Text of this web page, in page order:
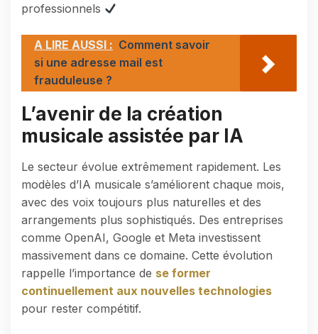
professionnels
A LIRE AUSSI : Comment savoir
si une adresse mail est
frauduleuse ?
L’avenir de la création
musicale assistée par IA
Le secteur évolue extrêmement rapidement. Les
modèles d’IA musicale s’améliorent chaque mois,
avec des voix toujours plus naturelles et des
arrangements plus sophistiqués. Des entreprises
comme OpenAI, Google et Meta investissent
massivement dans ce domaine. Cette évolution
rappelle l’importance de se former
continuellement aux nouvelles technologies
pour rester compétitif.